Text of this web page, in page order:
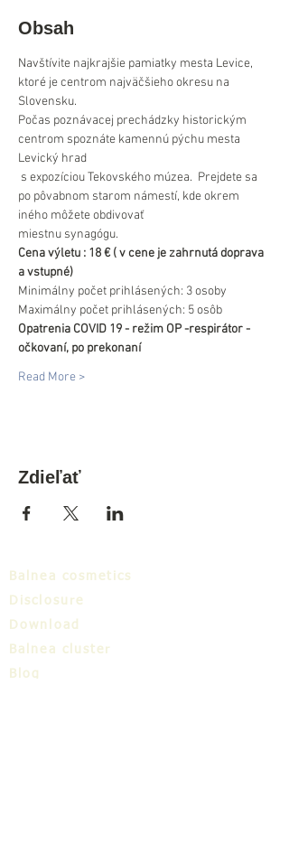
Obsah
Navštívite najkrajšie pamiatky mesta Levice,
ktoré je centrom najväčšieho okresu na
Slovensku.
Počas poznávacej prechádzky historickým
centrom spoznáte kamennú pýchu mesta
Levický hrad
po pôvabnom starom námestí, kde okrem
iného môžete obdivovať
miestnu synagógu.
Cena výletu : 18 € ( v cene je zahrnutá doprava
a vstupné)
Minimálny počet prihlásených: 3 osoby
Maximálny počet prihlásených: 5 osôb
Opatrenia COVID 19 - režim OP -respirátor -
očkovaní, po prekonaní
Read More >
Zdieľať
Balnea cosmetics
Disclosure
Download
Balnea cluster
Blog